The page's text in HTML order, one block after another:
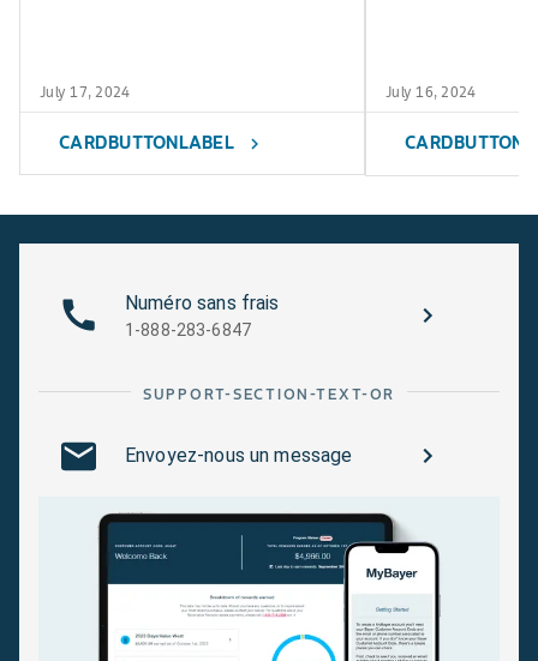
July 17, 2024
CARDBUTTONLABEL chevron_right
July 16, 2024
Numéro sans frais
1-888-283-6847
SUPPORT-SECTION-TEXT-OR
Envoyez-nous un message